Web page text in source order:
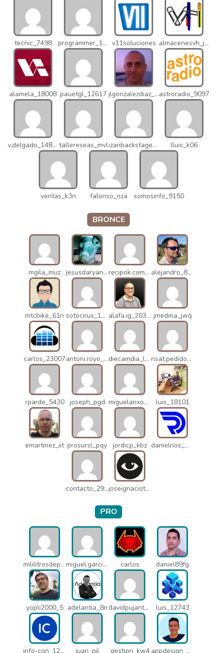
tecnic_7498 programmer_12837 v11soluciones almacenesvh_jo2
alamela_18008 pauetgl_12617 jlgonzalezdiaz_12316astroradio_9097
v.delgado_14821 tallereseas_mvl izanbackstage_14556 lluis_k06
ventas_k3n falonso_nza somosinfo_9150
BRONCE
mgila_muz jesusdaryanani_mko recipok.com_n5u alejandro_8931
mtcbike_61n sotocirus_11872 alafa.ig_20338 jmedina_jwq
carlos_23007 antoni.royo_10023 diecamdia_l27 nsat.pedidos_1235
rpardo_5430 joseph_pgd miguelanxogomez_21982 luis_18101
emartinez_iit prosursl_pqy jordicp_kbz danielrios_mqb
contacto_2906 joseignaciot_q66
PRO
mililitrosdeperfume_lao miguel.garcia_l25 carlos daniel89fg
yopli2000_5 adelantia_8n davidpujantelopez_mrf luis_12743
info-con_12812 juan_pil gestion_kw4 appdesign_pbe